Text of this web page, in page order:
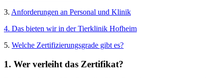
3. Anforderungen an Personal und Klinik
4. Das bieten wir in der Tierklinik Hofheim
5. Welche Zertifizierungsgrade gibt es?
1. Wer verleiht das Zertifikat?